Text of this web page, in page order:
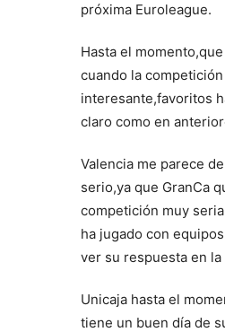
próxima Euroleague.
Hasta el
cuando la
interesante,favoritos
claro como en
Valencia me parece
serio,ya que GranCa
competición muy
ha jugado con
ver su respuesta en
Unicaja hasta el
tiene un buen día de